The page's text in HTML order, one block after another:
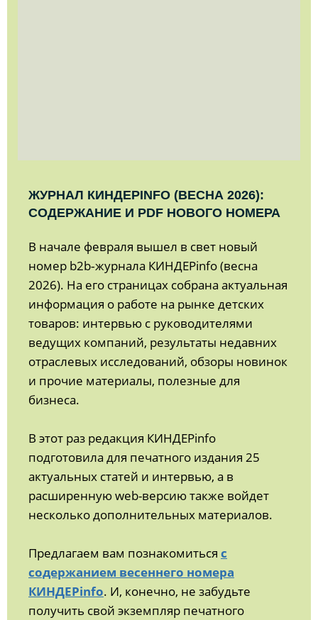
ЖУРНАЛ КИНДЕРINFO (ВЕСНА 2026):
СОДЕРЖАНИЕ И PDF НОВОГО НОМЕРА
В начале февраля вышел в свет новый
номер b2b‑журнала КИНДЕРinfo (весна
2026). На его страницах собрана актуальная
информация о работе на рынке детских
товаров: интервью с руководителями
ведущих компаний, результаты недавних
отраслевых исследований, обзоры новинок
и прочие материалы, полезные для
бизнеса.
В этот раз редакция КИНДЕРinfo
подготовила для печатного издания 25
актуальных статей и интервью, а в
расширенную web-версию также войдет
несколько дополнительных материалов.
Предлагаем вам познакомиться с
содержанием весеннего номера
КИНДЕРinfo. И, конечно, не забудьте
получить свой экземпляр печатного